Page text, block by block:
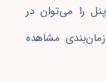
را می‌توان در
مشاهده